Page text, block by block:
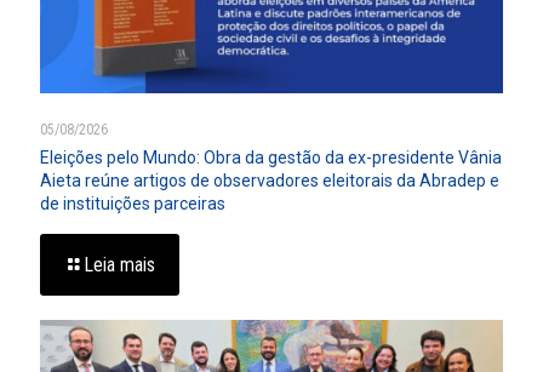
05/08/2026
Eleições pelo Mundo: Obra da gestão da ex-presidente Vânia
Aieta reúne artigos de observadores eleitorais da Abradep e
de instituições parceiras
Leia mais